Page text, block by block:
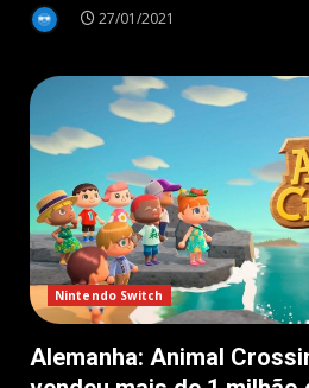
27/01/2021
Nintendo Switch
Alemanha: Animal